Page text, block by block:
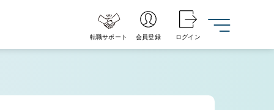
転職サポート 会員登録 ログイン